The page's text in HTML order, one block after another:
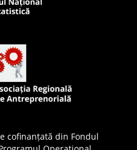
cofinanțată din Fondul